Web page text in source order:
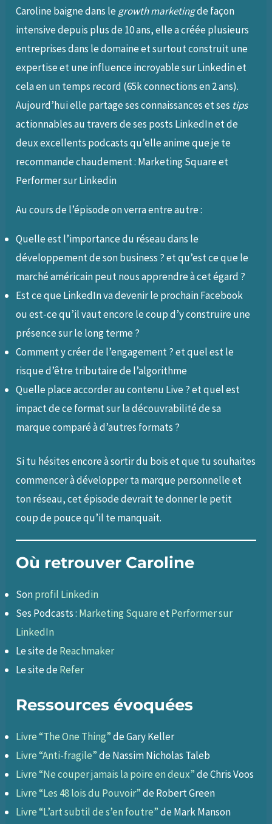
Caroline baigne dans legrowth marketingde façon
intensive depuis plus de 10 ans, elle a créée plusieurs
entreprises dans le domaine et surtout construit une
expertise et une influence incroyable sur Linkedin et
cela en un temps record (65k connections en 2 ans).
Aujourd’hui elle partage ses connaissances et ses tips
actionnables au travers de ses posts LinkedIn et de
deux excellents podcasts qu’elle anime que je te
recommande chaudement : Marketing Square et
Performer sur Linkedin
Au cours de l’épisode on verra entre autre :
Quelle est l’importance du réseau dans le
développement de son business ? et qu’est ce que le
marché américain peut nous apprendre à cet égard ?
Est ce que LinkedIn va devenir le prochain Facebook
ou est-ce qu’il vaut encore le coup d’y construire une
présence sur le long terme ?
Comment y créer de l’engagement ? et quel est le
risque d’être tributaire de l’algorithme
Quelle place accorder au contenu Live ? et quel est
impact de ce format sur la découvrabilité de sa
marque comparé à d’autres formats ?
Si tu hésites encore à sortir du bois et que tu souhaites
commencer à développer ta marque personnelle et
ton réseau, cet épisode devrait te donner le petit
coup de pouce qu’il te manquait.
Où retrouver Caroline
Sonprofil Linkedin
Ses Podcasts : Marketing SquareetPerformer sur
LinkedIn
Le site deReachmaker
Le site deRefer
Ressources évoquées
Livre “The One Thing”de Gary Keller
Livre “Anti-fragile”de Nassim Nicholas Taleb
Livre “Ne couper jamais la poire en deux”de Chris Voos
Livre “Les 48 lois du Pouvoir”de Robert Green
Livre “L’art subtil de s’en foutre”de Mark Manson